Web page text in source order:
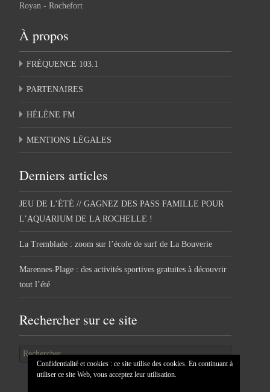
Royan - Rochefort
À propos
FRÉQUENCE 103.1
PARTENAIRES
HÉLÈNE FM
MENTIONS LÉGALES
Derniers articles
JEU DE L’ÉTÉ // GAGNEZ DES PASS FAMILLE POUR
L’AQUARIUM DE LA ROCHELLE !
La Tremblade : zoom sur l’école de surf de La Bouverie
Marennes-Plage : des activités sportives gratuites à découvrir
tout l’été
Rechercher sur ce site
Confidentialité et cookies : ce site utilise des cookies. En continuant à
utiliser ce site Web, vous acceptez leur utilisation.